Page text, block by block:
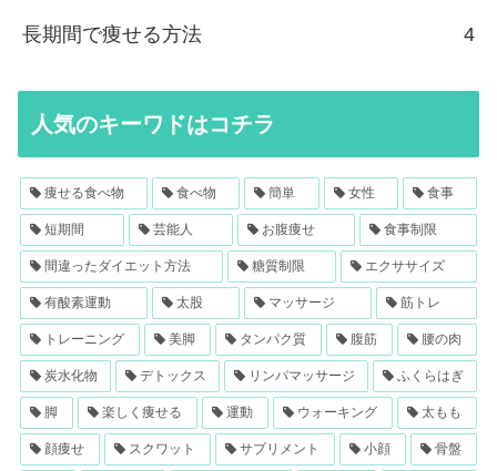
長期間で痩せる方法 4
人気のキーワドはコチラ
痩せる食べ物 食べ物 簡単 女性 食事
短期間 芸能人 お腹痩せ 食事制限
間違ったダイエット方法 糖質制限 エクササイズ
有酸素運動 太股 マッサージ 筋トレ
トレーニング 美脚 タンパク質 腹筋 腰の肉
炭水化物 デトックス リンパマッサージ ふくらはぎ
脚 楽しく痩せる 運動 ウォーキング 太もも
顔痩せ スクワット サプリメント 小顔 骨盤